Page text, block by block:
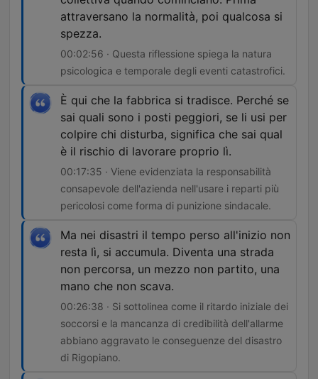
attraversano la normalità, poi qualcosa si
spezza.
00:02:56 · Questa riflessione spiega la natura
psicologica e temporale degli eventi catastrofici.
È qui che la fabbrica si tradisce. Perché se
sai quali sono i posti peggiori, se li usi per
colpire chi disturba, significa che sai qual
è il rischio di lavorare proprio lì.
00:17:35 · Viene evidenziata la responsabilità
consapevole dell'azienda nell'usare i reparti più
pericolosi come forma di punizione sindacale.
Ma nei disastri il tempo perso all'inizio non
resta lì, si accumula. Diventa una strada
non percorsa, un mezzo non partito, una
mano che non scava.
00:26:38 · Si sottolinea come il ritardo iniziale dei
soccorsi e la mancanza di credibilità dell'allarme
abbiano aggravato le conseguenze del disastro
di Rigopiano.